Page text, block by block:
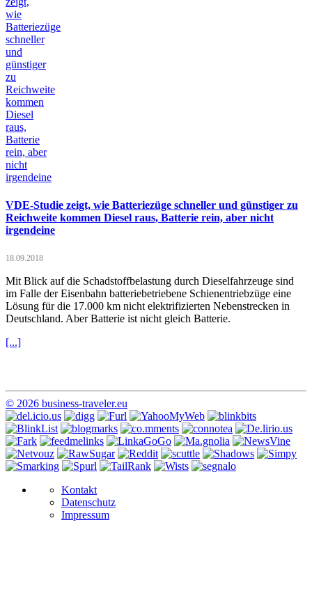
VDE-Studie zeigt, wie Batteriezüge schneller und günstiger zu
Reichweite kommen Diesel raus, Batterie rein, aber nicht
irgendeine
18.09.2018
Mit Blick auf die Schadstoffbelastung durch Dieselfahrzeuge sind
im Falle der Eisenbahn batteriebetriebene Schienentriebzüge eine
Lösung für die 17.000 km nicht elektrifizierten Nebenstrecken in
Deutschland. Aber Batterie ist nicht gleich Batterie.
[...]
© 2026 business-traveler.eu
Kontakt
Datenschutz
Impressum